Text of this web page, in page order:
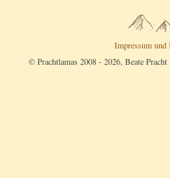
Impressum und
© Prachtlamas 2008 - 2026, Beate Pracht